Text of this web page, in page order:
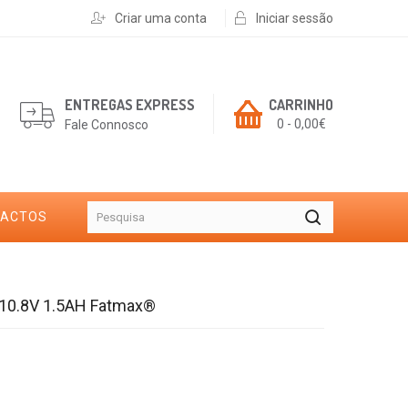
Criar uma conta Iniciar sessão
CARRINHO
0 - 0,00€
ENTREGAS EXPRESS
Fale Connosco
1.5AH Fatmax®